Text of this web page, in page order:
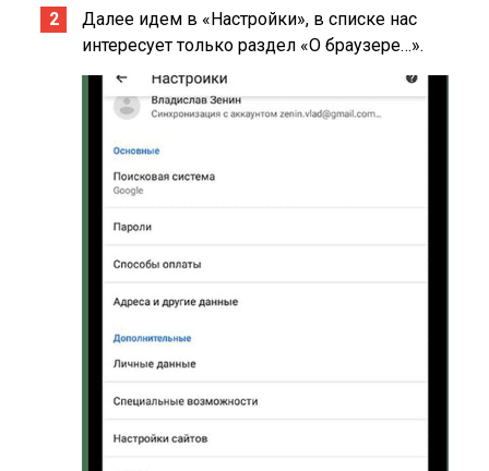
Далее идем в «Настройки», в списке нас
интересует только раздел «О браузере…».